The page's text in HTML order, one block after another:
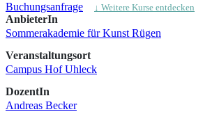
Buchungsanfrage ↓ Weitere Kurse entdecken
AnbieterIn
Sommerakademie für Kunst Rügen
Veranstaltungsort
Campus Hof Uhleck
DozentIn
Andreas Becker